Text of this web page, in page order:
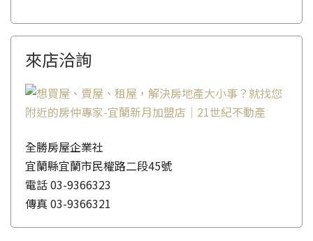
來店洽詢
全勝房屋企業社
宜蘭縣宜蘭市民權路二段45號
電話03-9366323
傳真03-9366321